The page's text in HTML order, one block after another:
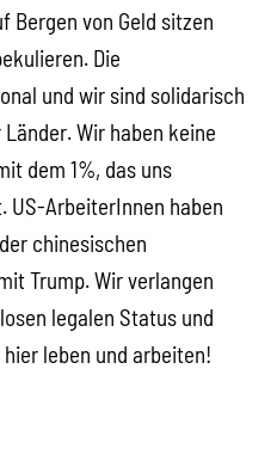
Bergen von Geld sitzen
Die
und wir sind solidarisch
Wir haben keine
dem 1%, das uns
ArbeiterInnen haben
chinesischen
Trump. Wir verlangen
legalen Status und
leben und arbeiten!